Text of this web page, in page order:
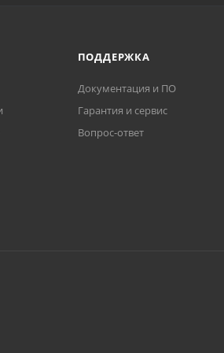
ПОДДЕРЖКА
Документация и ПО
Гарантия и сервис
Вопрос-ответ